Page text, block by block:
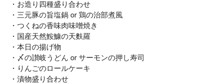
・お造り四種盛り合わせ
・三元豚の旨塩鍋 or 鶏の治部煮風
・つくねの香味肉味噌焼き
・国産天然鮟鱇の天麩羅
・本日の揚げ物
・〆の讃岐うどん or サーモンの押し寿司
・りんごのロールケーキ
・漬物盛り合わせ